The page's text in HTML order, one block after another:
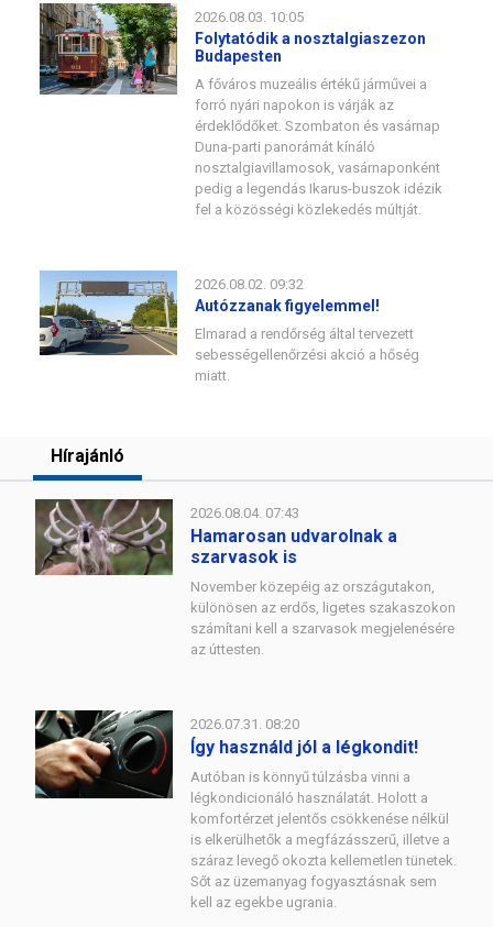
2026.08.03. 10:05
Folytatódik a nosztalgiaszezon
Budapesten
A főváros muzeális értékű járművei a
forró nyári napokon is várják az
érdeklődőket. Szombaton és vasárnap
Duna-parti panorámát kínáló
nosztalgiavillamosok, vasárnaponként
pedig a legendás Ikarus-buszok idézik
fel a közösségi közlekedés múltját.
2026.08.02. 09:32
Autózzanak figyelemmel!
Elmarad a rendőrség által tervezett
sebességellenőrzési akció a hőség
miatt.
Hírajánló
2026.08.04. 07:43
Hamarosan udvarolnak a
szarvasok is
November közepéig az országutakon,
különösen az erdős, ligetes szakaszokon
számítani kell a szarvasok megjelenésére
az úttesten.
2026.07.31. 08:20
Így használd jól a légkondit!
Autóban is könnyű túlzásba vinni a
légkondicionáló használatát. Holott a
komfortérzet jelentős csökkenése nélkül
is elkerülhetők a megfázásszerű, illetve a
száraz levegő okozta kellemetlen tünetek.
Sőt az üzemanyag fogyasztásnak sem
kell az egekbe ugrania.